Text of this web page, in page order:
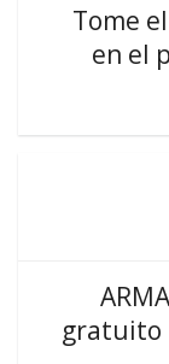
Tome
en el
gratuito